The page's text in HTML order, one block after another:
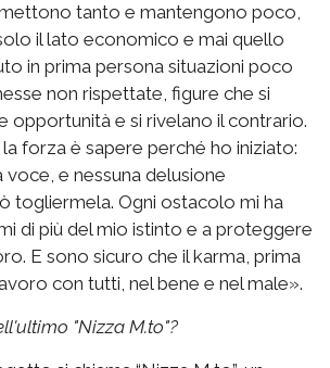
tanto e mantengono poco,
il lato economico e mai quello
in prima persona situazioni poco
non rispettate, figure che si
opportunità e si rivelano il contrario.
forza è sapere perché ho iniziato:
voce, e nessuna delusione
togliermela. Ogni ostacolo mi ha
di più del mio istinto e a proteggere
E sono sicuro che il karma, prima
con tutti, nel bene e nel male».
"Nizza M.to"?